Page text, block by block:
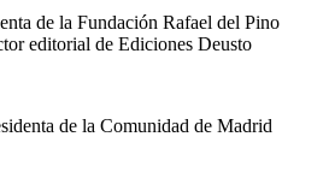
de la Fundación Rafael del Pino
editorial de Ediciones Deusto
de la Comunidad de Madrid